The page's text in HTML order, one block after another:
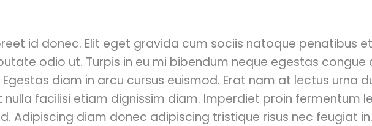
id donec. Elit eget gravida cum sociis natoque penatibus
odio ut. Turpis in eu mi bibendum neque egestas
diam in arcu cursus euismod. Erat nam at lectus urna
facilisi etiam dignissim diam. Imperdiet proin fermentum
Adipiscing diam donec adipiscing tristique risus nec feugiat in.